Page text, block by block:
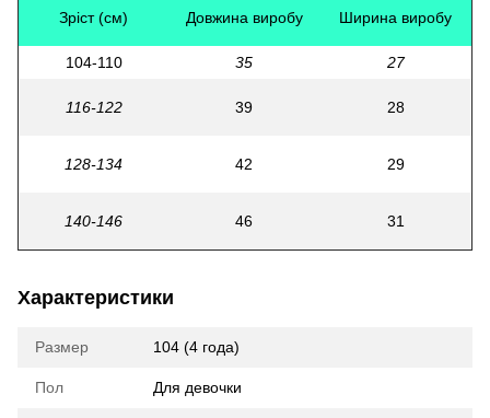
Зріст (см) Довжина виробу Ширина виробу
104-110 35 27
116-122 39 28
128-134 42 29
140-146 46 31
Характеристики
Размер 104 (4 года)
Пол Для девочки